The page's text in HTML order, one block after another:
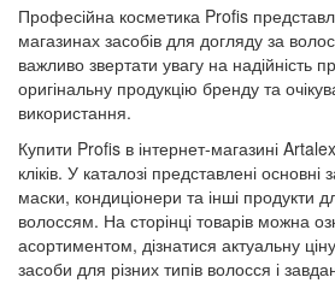
Професійна косметика Profis
магазинах засобів для догляду за
важливо звертати увагу на надійність
оригінальну продукцію бренду та
використання.
Купити Profis в інтернет-магазині
кліків. У каталозі представлені
маски, кондиціонери та інші продукти
волоссям. На сторінці товарів можна
асортиментом, дізнатися актуальну
засоби для різних типів волосся і